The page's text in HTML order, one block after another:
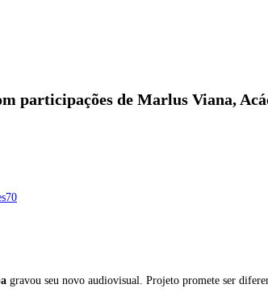
participações de Marlus Viana,
gravou seu novo audiovisual. Projeto promete ser